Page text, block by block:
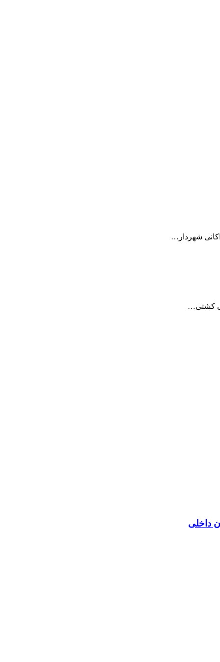
شهردار…
کشتی…
داخلی